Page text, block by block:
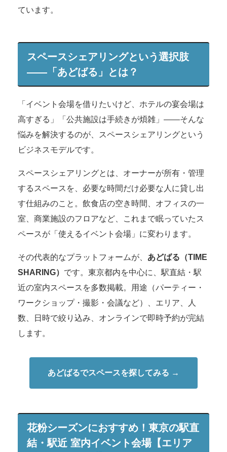
ています。
スペースシェアリングという選択肢
——「あどばる」とは？
「イベント会場を借りたいけど、ホテルの宴会場は
高すぎる」「公共施設は手続きが煩雑」——そんな
悩みを解決するのが、スペースシェアリングという
ビジネスモデルです。
スペースシェアリングとは、オーナーが所有・管理
するスペースを、必要な時間だけ必要な人に貸し出
す仕組みのこと。飲食店の空き時間、オフィスの一
室、商業施設のフロアなど、これまで眠っていたス
ペースが「使えるイベント会場」に変わります。
その代表的なプラットフォームが、 あどばる（TIME
SHARING） です。東京都内を中心に、駅直結・駅
近の室内スペースを多数掲載。用途（パーティー・
ワークショップ・撮影・会議など）、エリア、人
数、日時で絞り込み、オンラインで即時予約が完結
します。
あどばるでスペースを探してみる →
花粉シーズンにおすすめ！東京の駅直
結・駅近 室内イベント会場【エリア